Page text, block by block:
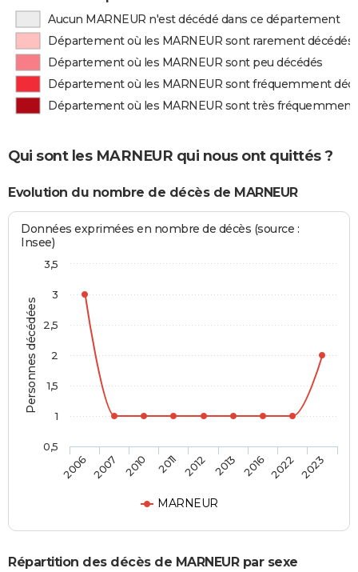
Aucun MARNEUR n'est décédé dans ce département
Département où les MARNEUR sont rarement décédés
Département où les MARNEUR sont peu décédés
Département où les MARNEUR sont fréquemment
Département où les MARNEUR sont très fréquemment
Qui sont les MARNEUR qui nous ont quittés ?
Evolution du nombre de décès de MARNEUR
Personnes décédées
Données exprimées en nombre de décès (source :
Insee)
MARNEUR
2006 2007 2010 2011 2012 2013 2016 2022 2023
0,5
1
1,5
2
2,5
3
3,5
Répartition des décès de MARNEUR par sexe